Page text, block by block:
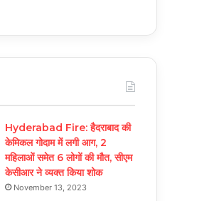
Hyderabad Fire: हैदराबाद की
केमिकल गोदाम में लगी आग, 2
महिलाओं समेत 6 लोगों की मौत, सीएम
केसीआर ने व्यक्त किया शोक
November 13, 2023